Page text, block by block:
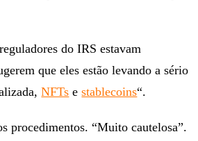
do IRS estavam
que eles estão levando a sério
NFTs establecoins“.
procedimentos. “Muito cautelosa”.